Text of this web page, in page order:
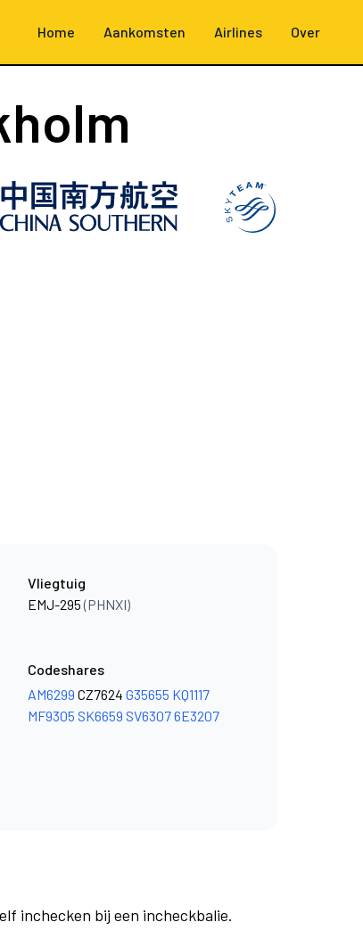
Home Aankomsten Airlines Over
Vliegtuig
EMJ-295(PHNXI)
Codeshares
AM6299 CZ7624 G35655 KQ1117
MF9305 SK6659 SV63076E3207
inchecken bij een incheckbalie.